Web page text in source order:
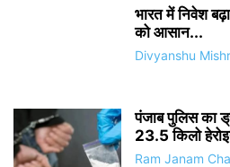
भारत में निवेश
को आसान...
Divyanshu
पंजाब पुलिस का
23.5 किलो
Ram Janam